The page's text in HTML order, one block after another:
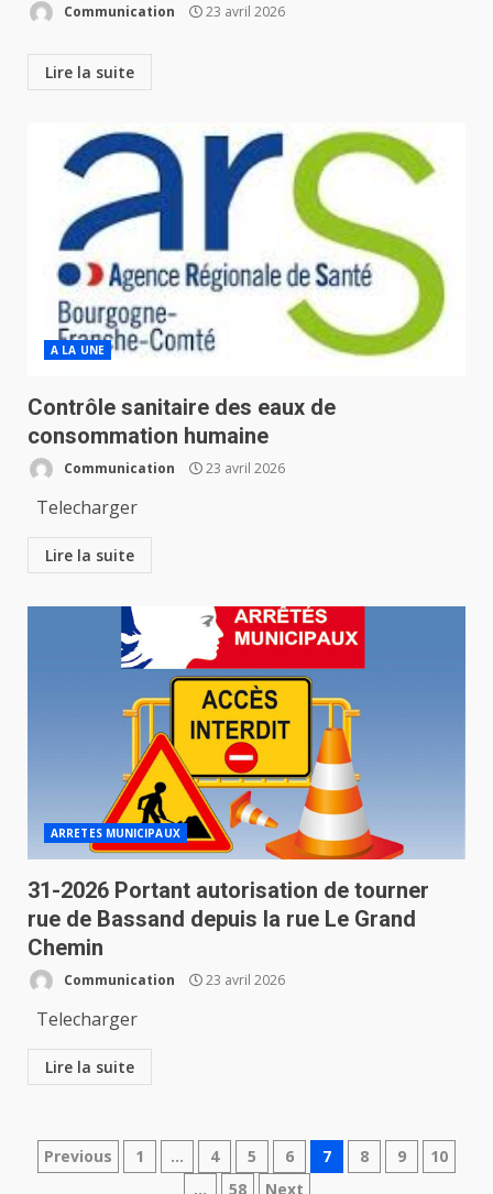
Communication 23 avril 2026
Lire la suite
A LA UNE
Contrôle sanitaire des eaux de
consommation humaine
Communication 23 avril 2026
Telecharger
Lire la suite
ARRETES MUNICIPAUX
31-2026 Portant autorisation de tourner
rue de Bassand depuis la rue Le Grand
Chemin
Communication 23 avril 2026
Telecharger
Lire la suite
Navigation
Previous 1 … 4 5 6 7 8 9
10
…
58 Next